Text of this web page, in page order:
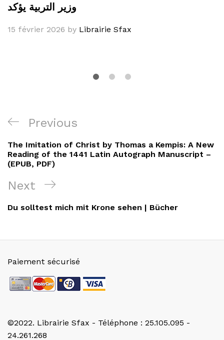
وزير التربية يؤكد
15 février 2026 by Librairie Sfax
Navigation
de
l’article
Previous
Post
Previous
The Imitation of Christ by Thomas a Kempis: A New
Reading of the 1441 Latin Autograph Manuscript –
(EPUB, PDF)
Next
Post
Next
Du solltest mich mit Krone sehen | Bücher
©2022. Librairie Sfax - Téléphone : 25.105.095 -
24.261.268
Paiement sécurisé